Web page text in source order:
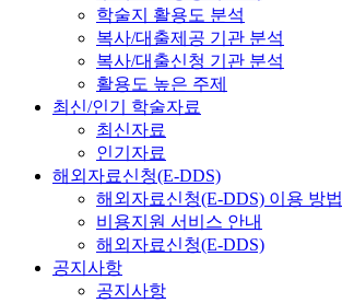
학술지 활용도 분석
복사/대출제공 기관 분석
복사/대출신청 기관 분석
활용도 높은 주제
최신/인기 학술자료
최신자료
인기자료
해외자료신청(E-DDS)
해외자료신청(E-DDS) 이용 방법
비용지원 서비스 안내
해외자료신청(E-DDS)
공지사항
공지사항